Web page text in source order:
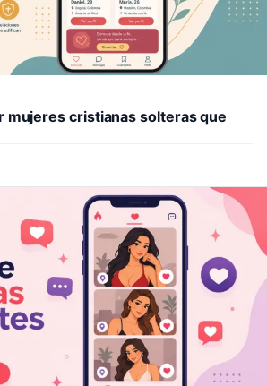
mujeres cristianas solteras que